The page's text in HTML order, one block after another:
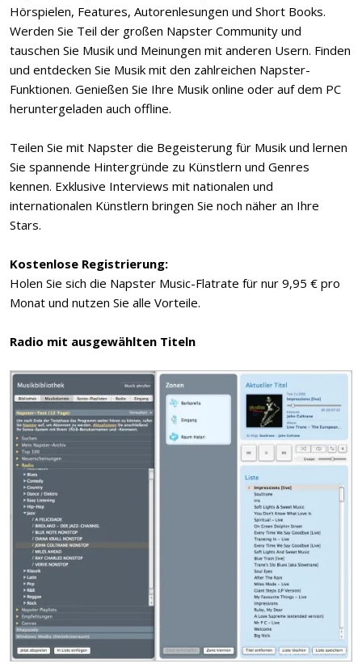
Hörspielen, Features, Autorenlesungen und Short Books.
Werden Sie Teil der großen Napster Community und
tauschen Sie Musik und Meinungen mit anderen Usern. Finden
und entdecken Sie Musik mit den zahlreichen Napster-
Funktionen. Genießen Sie Ihre Musik online oder auf dem PC
heruntergeladen auch offline.
Teilen Sie mit Napster die Begeisterung für Musik und lernen
Sie spannende Hintergründe zu Künstlern und Genres
kennen. Exklusive Interviews mit nationalen und
internationalen Künstlern bringen Sie noch näher an Ihre
Stars.
Kostenlose Registrierung:
Holen Sie sich die Napster Music-Flatrate für nur 9,95 € pro
Monat und nutzen Sie alle Vorteile.
Radio mit ausgewählten Titeln